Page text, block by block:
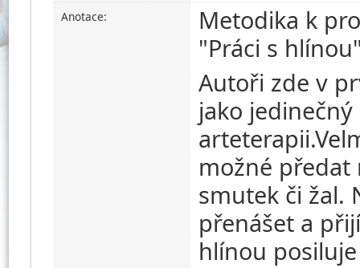
Anotace:
Metodika k
"Práci s
Autoři zde v
jako
možné předat
smutek či žal.
přenášet a
hlínou